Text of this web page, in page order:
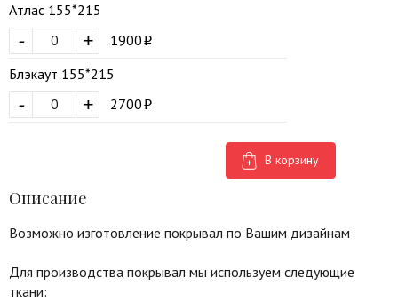
Атлас 155*215
+
-
1900
Блэкаут 155*215
+
- 2700
В корзину
Описание
Возможно изготовление покрывал по Вашим дизайнам
Для производства покрывал мы используем следующие
ткани: